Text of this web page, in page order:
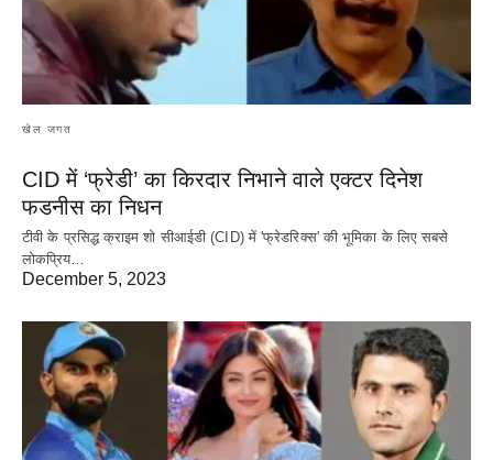
खेल जगत
CID में ‘फ्रेडी’ का किरदार निभाने वाले एक्टर दिनेश
फडनीस का निधन
टीवी के प्रसिद्ध क्राइम शो सीआईडी (CID) में 'फ्रेडरिक्स' की भूमिका के लिए सबसे
लोकप्रिय…
December 5, 2023